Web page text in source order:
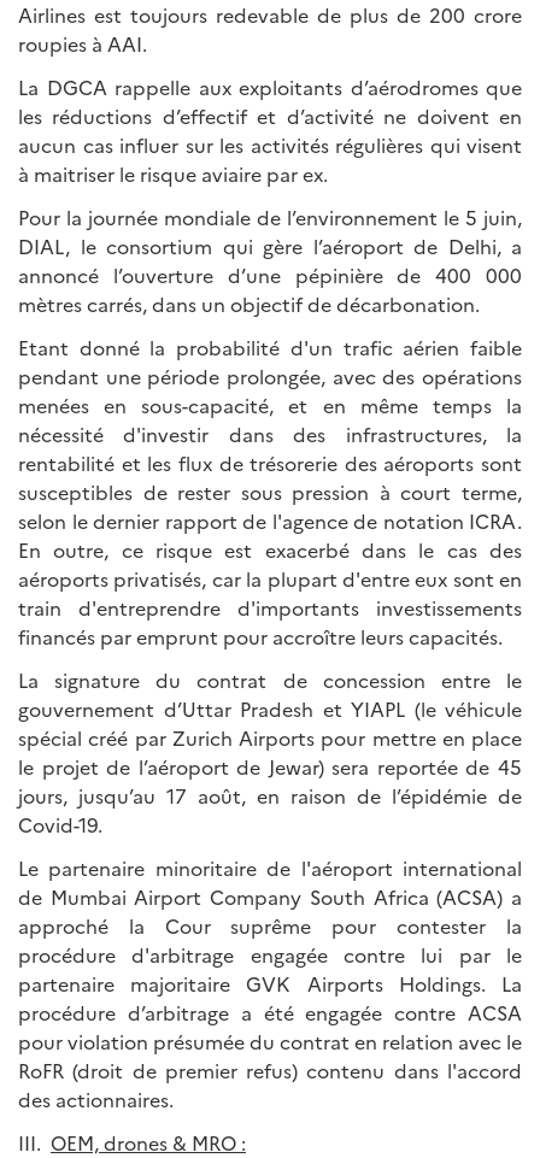
Airlines est toujours redevable de plus de 200 crore
roupies à AAI.
La DGCA rappelle aux exploitants d’aérodromes que
les réductions d’effectif et d’activité ne doivent en
aucun cas influer sur les activités régulières qui visent
à maitriser le risque aviaire par ex.
Pour la journée mondiale de l’environnement le 5 juin,
DIAL, le consortium qui gère l’aéroport de Delhi, a
annoncé l’ouverture d’une pépinière de 400 000
mètres carrés, dans un objectif de décarbonation.
Etant donné la probabilité d'un trafic aérien faible
pendant une période prolongée, avec des opérations
menées en sous-capacité, et en même temps la
nécessité d'investir dans des infrastructures, la
rentabilité et les flux de trésorerie des aéroports sont
susceptibles de rester sous pression à court terme,
selon le dernier rapport de l'agence de notation ICRA.
En outre, ce risque est exacerbé dans le cas des
aéroports privatisés, car la plupart d'entre eux sont en
train d'entreprendre d'importants investissements
financés par emprunt pour accroître leurs capacités.
La signature du contrat de concession entre le
gouvernement d’Uttar Pradesh et YIAPL (le véhicule
spécial créé par Zurich Airports pour mettre en place
le projet de l’aéroport de Jewar) sera reportée de 45
jours, jusqu’au 17 août, en raison de l’épidémie de
Covid-19.
Le partenaire minoritaire de l'aéroport international
de Mumbai Airport Company South Africa (ACSA) a
approché la Cour suprême pour contester la
procédure d'arbitrage engagée contre lui par le
partenaire majoritaire GVK Airports Holdings. La
procédure d’arbitrage a été engagée contre ACSA
pour violation présumée du contrat en relation avec le
RoFR (droit de premier refus) contenu dans l'accord
des actionnaires.
III. OEM, drones & MRO :